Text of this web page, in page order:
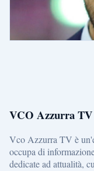
VCO Azzurra TV
Vco Azzurra TV è
occupa di
dedicate ad attualità,